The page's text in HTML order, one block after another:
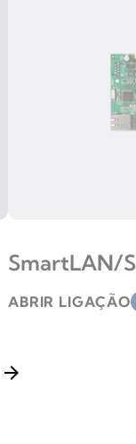
SmartLAN/
ABRIR LIGAÇÃO
arrow_forward